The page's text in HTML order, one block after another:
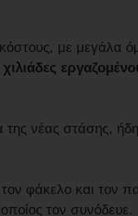
με μεγάλα
της νέας στάσης,
φάκελο και τον
τον συνόδευε.